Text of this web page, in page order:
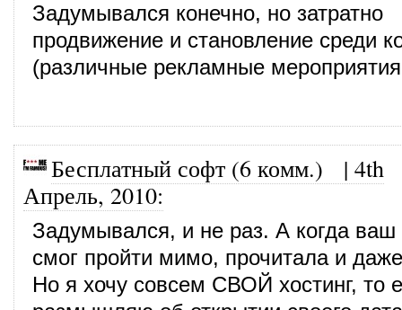
Задумывался конечно, но затратно
продвижение и становление среди
(различные рекламные
Бесплатный софт (6 комм.) | 4th
Апрель, 2010:
Задумывался, и не раз. А когда ваш
смог пройти мимо, прочитала и
Но я хочу совсем СВОЙ хостинг, то